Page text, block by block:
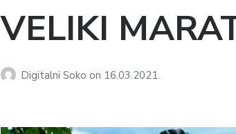
VELIKI
Digitalni Sokoon 16.03.2021.